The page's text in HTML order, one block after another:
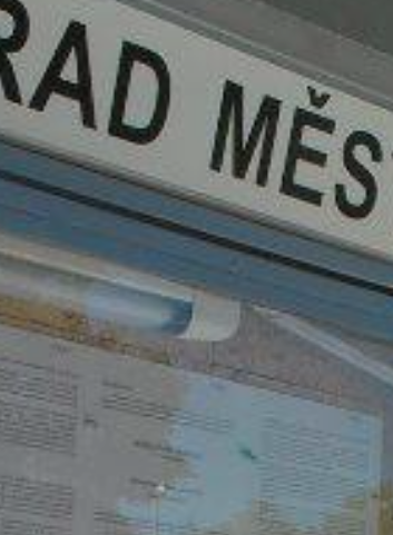
SPOJKA
OBJEZD V KOLODĚJÍCH
MOZAIKA
PRAHA - KLÁNOVICE A PARKOVÁNÍ
PETICE, VÝZVY,
POLITIKA
POZVÁNKY
PRAHA
PRAŽSKÉ